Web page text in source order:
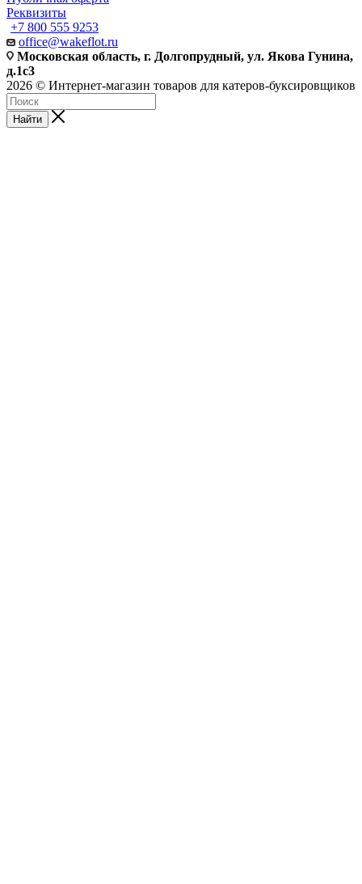
Реквизиты
+7 800 555 9253
office@wakeflot.ru
Московская область, г. Долгопрудный, ул. Якова Гунина,
д.1с3
2026 © Интернет-магазин товаров для катеров-буксировщиков
Найти